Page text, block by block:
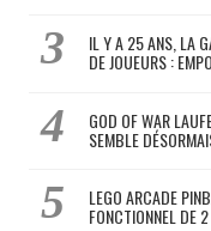
IL Y A 25 ANS, LA
DE JOUEURS :
GOD OF WAR
SEMBLE
LEGO ARCADE
FONCTIONNEL DE